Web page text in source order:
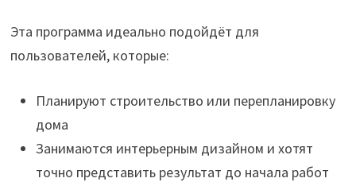
Эта программа идеально подойдёт для
пользователей, которые:
Планируют строительство или перепланировку
дома
Занимаются интерьерным дизайном и хотят
точно представить результат до начала работ